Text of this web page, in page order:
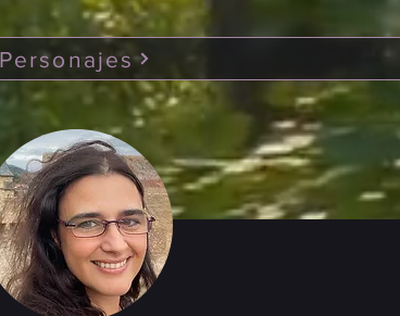
Personajes